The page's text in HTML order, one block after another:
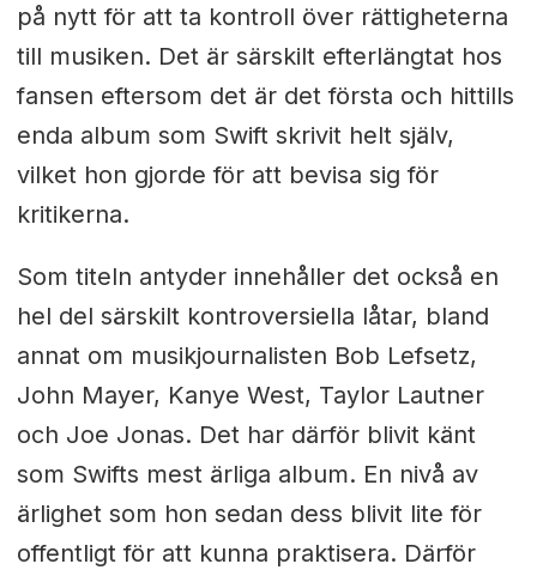
på nytt för att ta kontroll över rättigheterna
till musiken. Det är särskilt efterlängtat hos
fansen eftersom det är det första och hittills
enda album som Swift skrivit helt själv,
vilket hon gjorde för att bevisa sig för
kritikerna.
Som titeln antyder innehåller det också en
hel del särskilt kontroversiella låtar, bland
annat om musikjournalisten Bob Lefsetz,
John Mayer, Kanye West, Taylor Lautner
och Joe Jonas. Det har därför blivit känt
som Swifts mest ärliga album. En nivå av
ärlighet som hon sedan dess blivit lite för
offentligt för att kunna praktisera. Därför